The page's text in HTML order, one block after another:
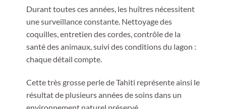
Durant toutes ces années, les huîtres nécessitent
une surveillance constante. Nettoyage des
coquilles, entretien des cordes, contrôle de la
santé des animaux, suivi des conditions du lagon :
chaque détail compte.
Cette très grosse perle de Tahiti représente ainsi le
résultat de plusieurs années de soins dans un